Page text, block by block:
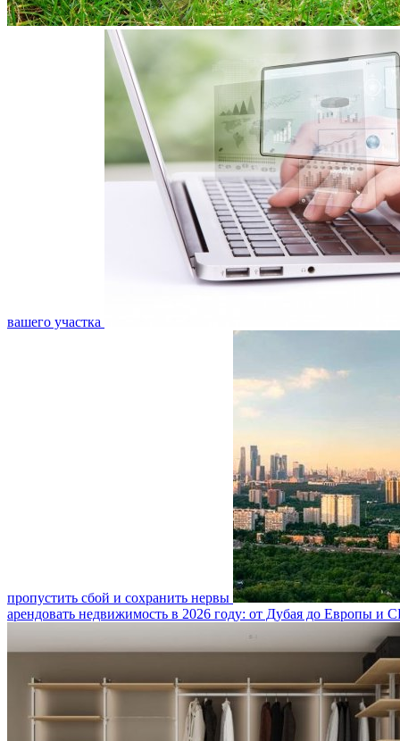
вашего участка
пропустить сбой и сохранить нервы
арендовать недвижимость в 2026 году: от Дубая до Европы и